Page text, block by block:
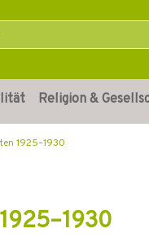
Religion &
1925–1930